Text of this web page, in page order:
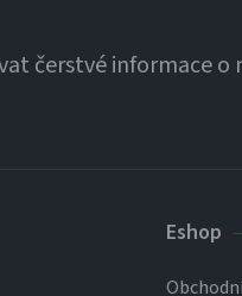
čerstvé informace o
Eshop